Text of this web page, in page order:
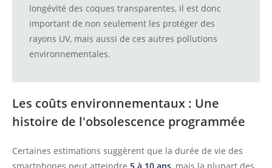
longévité des coques transparentes, il est donc
important de non seulement les protéger des
rayons UV, mais aussi de ces autres pollutions
environnementales.
Les coûts environnementaux : Une
histoire de l'obsolescence programmée
Certaines estimations suggèrent que la durée de vie des